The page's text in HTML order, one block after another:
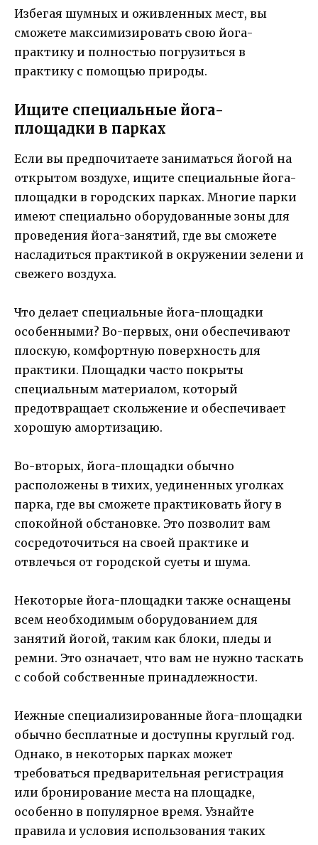
Избегая шумных и оживленных мест, вы
сможете максимизировать свою йога-
практику и полностью погрузиться в
практику с помощью природы.
Ищите специальные йога-
площадки в парках
Если вы предпочитаете заниматься йогой на
открытом воздухе, ищите специальные йога-
площадки в городских парках. Многие парки
имеют специально оборудованные зоны для
проведения йога-занятий, где вы сможете
насладиться практикой в окружении зелени и
свежего воздуха.
Что делает специальные йога-площадки
особенными? Во-первых, они обеспечивают
плоскую, комфортную поверхность для
практики. Площадки часто покрыты
специальным материалом, который
предотвращает скольжение и обеспечивает
хорошую амортизацию.
Во-вторых, йога-площадки обычно
расположены в тихих, уединенных уголках
парка, где вы сможете практиковать йогу в
спокойной обстановке. Это позволит вам
сосредоточиться на своей практике и
отвлечься от городской суеты и шума.
Некоторые йога-площадки также оснащены
всем необходимым оборудованием для
занятий йогой, таким как блоки, пледы и
ремни. Это означает, что вам не нужно таскать
с собой собственные принадлежности.
Иежные специализированные йога-площадки
обычно бесплатные и доступны круглый год.
Однако, в некоторых парках может
требоваться предварительная регистрация
или бронирование места на площадке,
особенно в популярное время. Узнайте
правила и условия использования таких